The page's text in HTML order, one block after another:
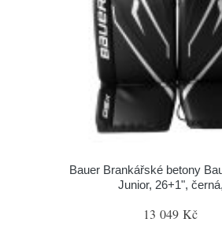
Bauer Brankářské betony
Junior, 26+1",
13 049 Kč